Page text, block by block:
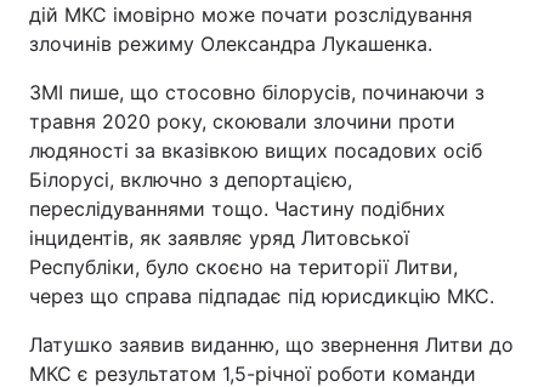
дій МКС імовірно може почати розслідування
злочинів режиму Олександра Лукашенка.
ЗМІ пише, що стосовно білорусів, починаючи з
травня 2020 року, скоювали злочини проти
людяності за вказівкою вищих посадових осіб
Білорусі, включно з депортацією,
переслідуваннями тощо. Частину подібних
інцидентів, як заявляє уряд Литовської
Республіки, було скоєно на території Литви,
через що справа підпадає під юрисдикцію МКС.
Латушко заявив виданню, що звернення Литви до
МКС є результатом 1,5-річної роботи команди